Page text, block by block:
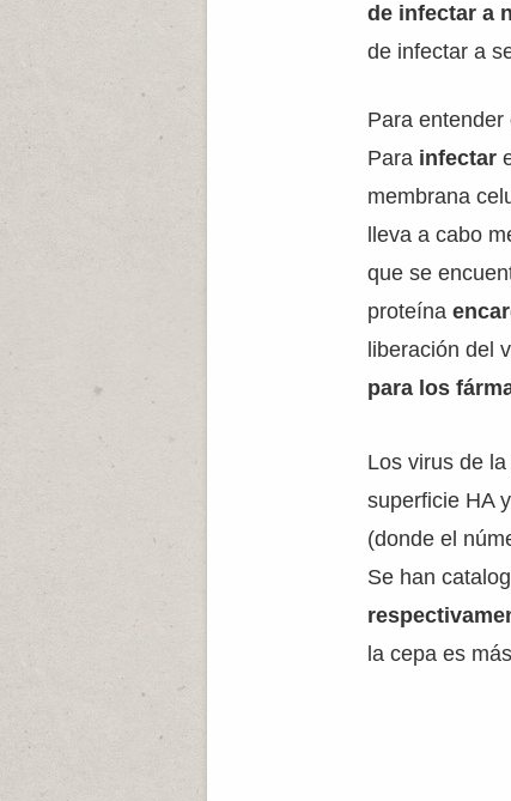
de infectar a
de infectar a
Para
Para infectar
membrana
lleva a cabo
que se
proteína
liberación del
para los
Los virus de
superficie HA
(donde el
Se han
la cepa es